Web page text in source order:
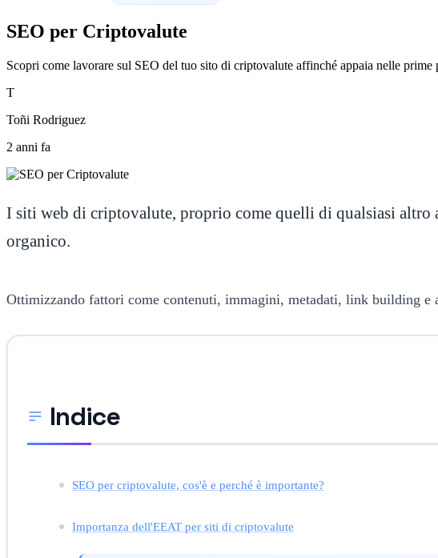
SEO per Criptovalute
Scopri come lavorare sul SEO del tuo sito di criptovalute affinché appaia nelle
T
Toñi Rodriguez
2 anni fa
I siti web di criptovalute, proprio come quelli di qualsiasi altro
organico.
Ottimizzando fattori come contenuti, immagini, metadati, link building e
Indice
SEO per criptovalute, cos'è e perché è importante?
Importanza dell'EEAT per siti di criptovalute